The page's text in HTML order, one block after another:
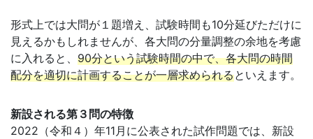
形式上では大問が１題増え、試験時間も10分延びただけに
見えるかもしれませんが、各大問の分量調整の余地を考慮
に入れると、 90分という試験時間の中で、各大問の時間
配分を適切に計画することが一層求められるといえます。
新設される第３問の特徴
2022（令和４）年11月に公表された試作問題では、新設